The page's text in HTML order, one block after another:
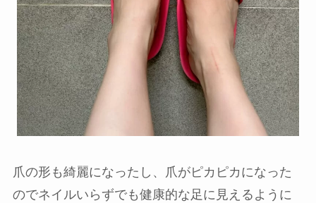
爪の形も綺麗になったし、爪がピカピカになった
のでネイルいらずでも健康的な足に見えるように